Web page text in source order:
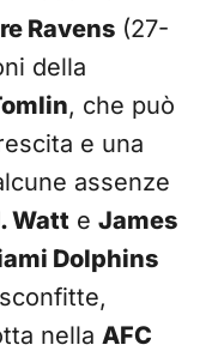
Ravens (27-
della
, che può
e una
assenze
Watt e James
Dolphins
nella AFC